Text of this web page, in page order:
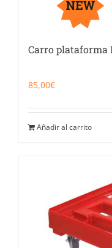
Carro plataforma
85,00€
Añadir al carrito